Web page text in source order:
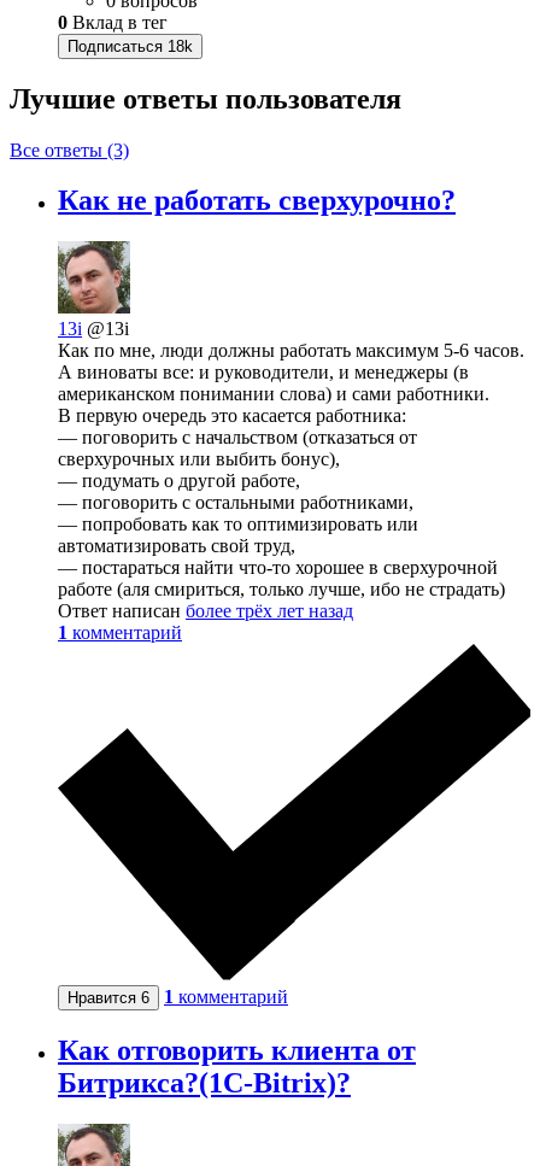
0 Вклад в тег
Подписаться 18k
Лучшие ответы пользователя
Все ответы (3)
Как не работать сверхурочно?
13i @13i
Как по мне, люди должны работать максимум 5-6 часов.
А виноваты все: и руководители, и менеджеры (в
американском понимании слова) и сами работники.
В первую очередь это касается работника:
— поговорить с начальством (отказаться от
сверхурочных или выбить бонус),
— подумать о другой работе,
— поговорить с остальными работниками,
— попробовать как то оптимизировать или
автоматизировать свой труд,
— постараться найти что-то хорошее в сверхурочной
работе (аля смириться, только лучше, ибо не страдать)
Ответ написан более трёх лет назад
1 комментарий
Нравится 6 1 комментарий
Как отговорить клиента от
Битрикса?(1C-Bitrix)?